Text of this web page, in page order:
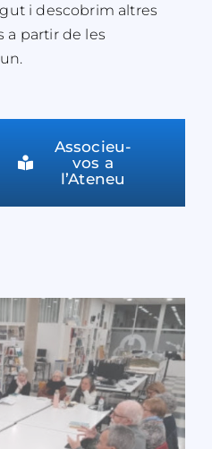
i descobrim altres
a partir de les
.
Associeu-
vos a
l’Ateneu